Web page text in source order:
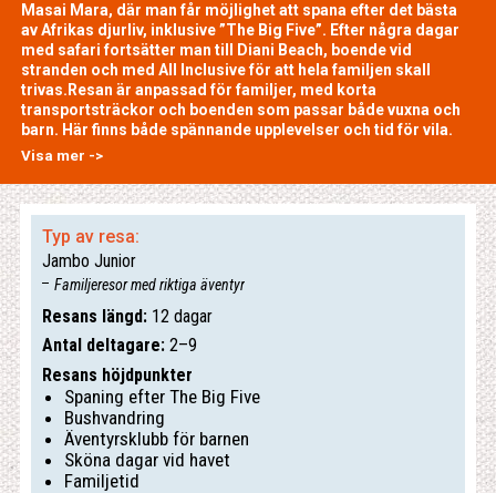
Masai Mara, där man får möjlighet att spana efter det bästa
av Afrikas djurliv, inklusive ”The Big Five”. Efter några dagar
med safari fortsätter man till Diani Beach, boende vid
stranden och med All Inclusive för att hela familjen skall
trivas.Resan är anpassad för familjer, med korta
transportsträckor och boenden som passar både vuxna och
barn. Här finns både spännande upplevelser och tid för vila.
Visa mer ->
Typ av resa:
Jambo Junior
Familjeresor med riktiga äventyr
Resans längd: 12 dagar
Antal deltagare: 2–9
Resans höjdpunkter
Spaning efter The Big Five
Bushvandring
Äventyrsklubb för barnen
Sköna dagar vid havet
Familjetid